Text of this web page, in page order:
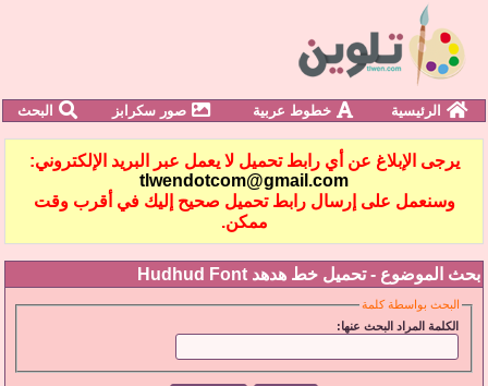
الرئيسية خطوط عربية صور سكرابز البحث
يرجى الإبلاغ عن أي رابط تحميل لا يعمل عبر البريد الإلكتروني:
tlwendotcom@gmail.com
وسنعمل على إرسال رابط تحميل صحيح إليك في أقرب وقت
ممكن.
بحث الموضوع -تحميل خط هدهد Hudhud Font
البحث بواسطة كلمة
الكلمة المراد البحث عنها: